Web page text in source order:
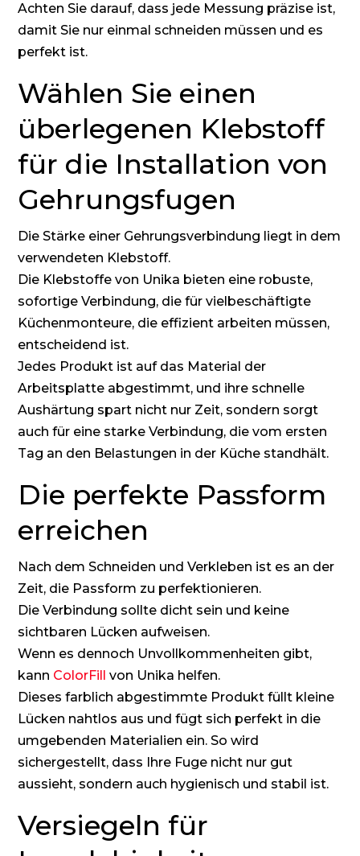
Achten Sie darauf, dass jede Messung präzise ist,
damit Sie nur einmal schneiden müssen und es
perfekt ist.
Wählen Sie einen
überlegenen Klebstoff
für die Installation von
Gehrungsfugen
Die Stärke einer Gehrungsverbindung liegt in dem
verwendeten Klebstoff.
Die Klebstoffe von Unika bieten eine robuste,
sofortige Verbindung, die für vielbeschäftigte
Küchenmonteure, die effizient arbeiten müssen,
entscheidend ist.
Jedes Produkt ist auf das Material der
Arbeitsplatte abgestimmt, und ihre schnelle
Aushärtung spart nicht nur Zeit, sondern sorgt
auch für eine starke Verbindung, die vom ersten
Tag an den Belastungen in der Küche standhält.
Die perfekte Passform
erreichen
Nach dem Schneiden und Verkleben ist es an der
Zeit, die Passform zu perfektionieren.
Die Verbindung sollte dicht sein und keine
sichtbaren Lücken aufweisen.
Wenn es dennoch Unvollkommenheiten gibt,
kann ColorFill von Unika helfen.
Dieses farblich abgestimmte Produkt füllt kleine
Lücken nahtlos aus und fügt sich perfekt in die
umgebenden Materialien ein. So wird
sichergestellt, dass Ihre Fuge nicht nur gut
aussieht, sondern auch hygienisch und stabil ist.
Versiegeln für